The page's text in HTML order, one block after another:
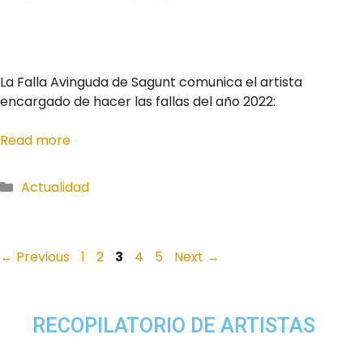
La Falla Avinguda de Sagunt comunica el artista
encargado de hacer las fallas del año 2022:
Read more
Actualidad
← Previous 1 2 3 4 5 Next →
RECOPILATORIO DE ARTISTAS